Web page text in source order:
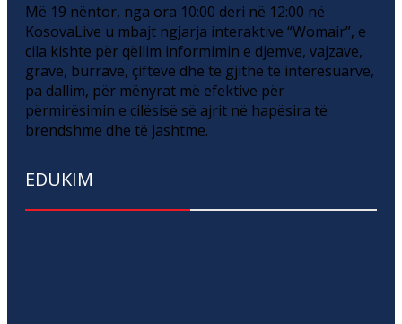
Më 19 nëntor, nga ora 10:00 deri në 12:00 në
KosovaLive u mbajt ngjarja interaktive “Womair”, e
cila kishte për qëllim informimin e djemve, vajzave,
grave, burrave, çifteve dhe të gjithë të interesuarve,
pa dallim, për mënyrat më efektive për
përmirësimin e cilësisë së ajrit në hapësira të
brendshme dhe të jashtme.
EDUKIM